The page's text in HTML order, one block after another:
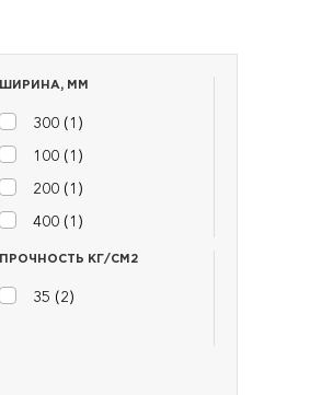
ШИРИНА, ММ
300 (1 )
100 (1 )
200 (1 )
400 (1 )
ПРОЧНОСТЬ КГ/СМ2
35 (2)